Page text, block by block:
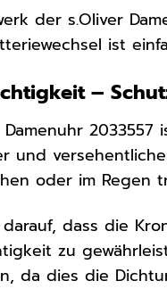
der s.Oliver
ist
–
Damenuhr
und
oder im Regen
dass die
zu
da dies die